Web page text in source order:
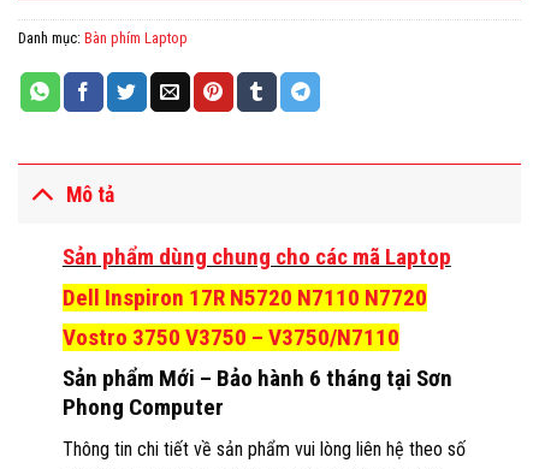
Danh mục: Bàn phím Laptop
Mô tả
Sản phẩm dùng chung cho các mã Laptop
Dell Inspiron 17R N5720 N7110 N7720
Vostro 3750 V3750 – V3750/N7110
Sản phẩm Mới – Bảo hành 6 tháng tại Sơn
Phong Computer
Thông tin chi tiết về sản phẩm vui lòng liên hệ theo số